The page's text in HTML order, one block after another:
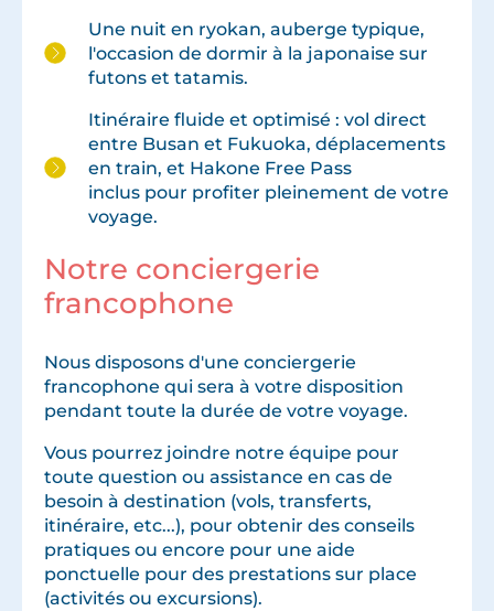
Une nuit en ryokan, auberge typique,
l'occasion de dormir à la japonaise sur
futons et tatamis.
Itinéraire fluide et optimisé : vol direct
entre Busan et Fukuoka, déplacements
en train, et Hakone Free Pass
inclus pour profiter pleinement de votre
voyage.
Notre conciergerie
francophone
Nous disposons d'une conciergerie
francophone qui sera à votre disposition
pendant toute la durée de votre voyage.
Vous pourrez joindre notre équipe pour
toute question ou assistance en cas de
besoin à destination (vols, transferts,
itinéraire, etc...), pour obtenir des conseils
pratiques ou encore pour une aide
ponctuelle pour des prestations sur place
(activités ou excursions).